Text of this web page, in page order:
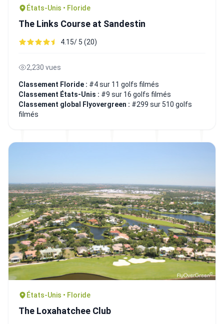
États-Unis • Floride
The Links Course at Sandestin
4.15/ 5 (20)
2,230 vues
Classement Floride : #4 sur 11 golfs filmés
Classement États-Unis : #9 sur 16 golfs filmés
Classement global Flyovergreen : #299 sur 510 golfs
filmés
États-Unis • Floride
The Loxahatchee Club